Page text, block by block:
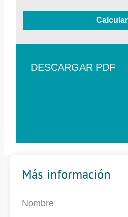
Calcular
DESCARGAR PDF
Más información